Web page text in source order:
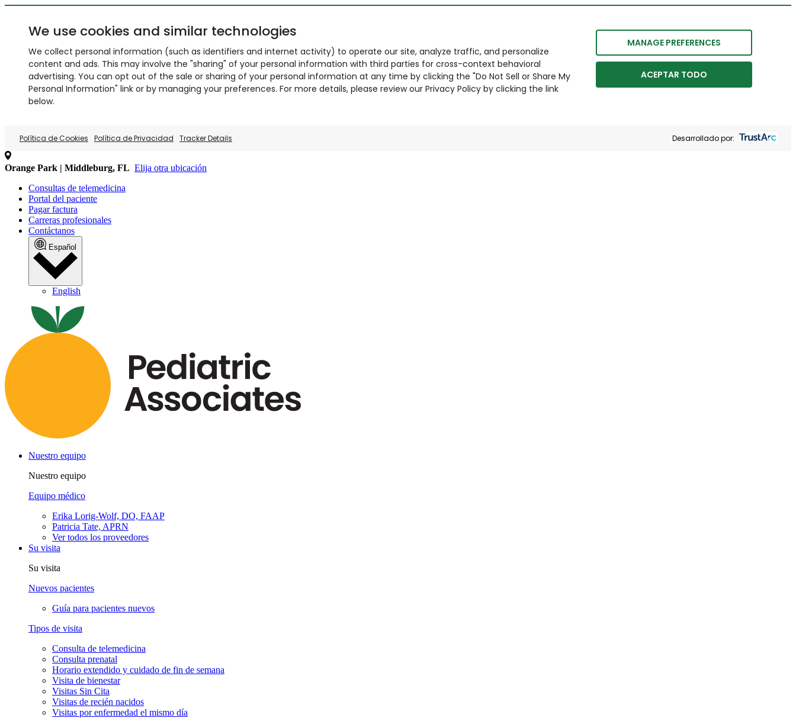
We use cookies and similar technologies
We collect personal information (such as identifiers and internet activity) to operate our site, analyze traffic, and personalize
content and ads. This may involve the "sharing" of your personal information with third parties for cross-context behavioral
advertising. You can opt out of the sale or sharing of your personal information at any time by clicking the "Do Not Sell or Share My
Personal Information" link or by managing your preferences. For more details, please review our Privacy Policy by clicking the link
below.
MANAGE PREFERENCES
ACEPTAR TODO
Política de Cookies Política de Privacidad Tracker Details Desarrollado por:
Orange Park | Middleburg, FL Elija otra ubicación
Consultas de telemedicina
Portal del paciente
Pagar factura
Carreras profesionales
Contáctanos
Español
English
Nuestro equipo
Nuestro equipo
Equipo médico
Erika Lorig-Wolf, DO, FAAP
Patricia Tate, APRN
Ver todos los proveedores
Su visita
Su visita
Nuevos pacientes
Guía para pacientes nuevos
Tipos de visita
Consulta de telemedicina
Consulta prenatal
Horario extendido y cuidado de fin de semana
Visita de bienestar
Visitas Sin Cita
Visitas de recién nacidos
Visitas por enfermedad el mismo día